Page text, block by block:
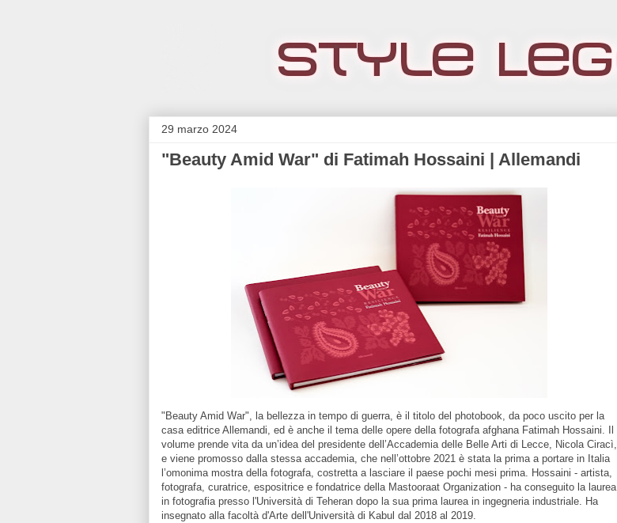
29 marzo 2024
"Beauty Amid War" di Fatimah Hossaini | Allemandi
"Beauty Amid War", la bellezza in tempo di guerra, è il titolo del photobook, da poco uscito per la
casa editrice Allemandi, ed è anche il tema delle opere della fotografa afghana Fatimah Hossaini. Il
volume prende vita da un’idea del presidente dell’Accademia delle Belle Arti di Lecce, Nicola Ciracì,
e viene promosso dalla stessa accademia, che nell’ottobre 2021 è stata la prima a portare in Italia
l’omonima mostra della fotografa, costretta a lasciare il paese pochi mesi prima. Hossaini - artista,
fotografa, curatrice, espositrice e fondatrice della Mastooraat Organization - ha conseguito la laurea
in fotografia presso l'Università di Teheran dopo la sua prima laurea in ingegneria industriale. Ha
insegnato alla facoltà d'Arte dell'Università di Kabul dal 2018 al 2019.